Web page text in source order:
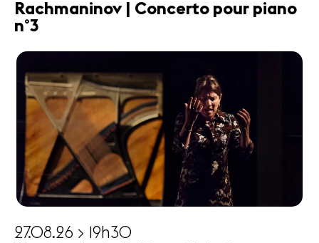
Rachmaninov | Concerto pour piano
n°3
27.08.26 > 19h30